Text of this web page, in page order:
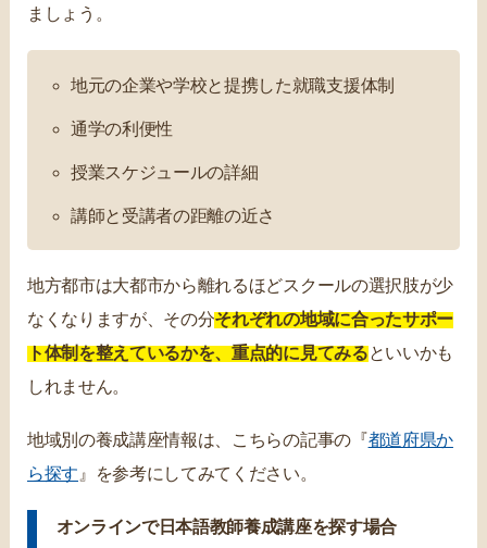
ましょう。
地元の企業や学校と提携した就職支援体制
通学の利便性
授業スケジュールの詳細
講師と受講者の距離の近さ
地方都市は大都市から離れるほどスクールの選択肢が少
なくなりますが、その分それぞれの地域に合ったサポー
ト体制を整えているかを、重点的に見てみるといいかも
しれません。
地域別の養成講座情報は、こちらの記事の『都道府県か
ら探す 』を参考にしてみてください。
オンラインで日本語教師養成講座を探す場合